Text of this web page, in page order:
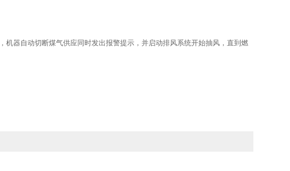
机器自动切断煤气供应同时发出报警提示，并启动排风系统开始抽风，直到燃